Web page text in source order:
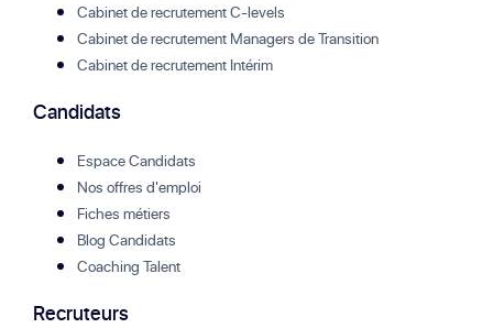
Cabinet de recrutement C-levels
Cabinet de recrutement Managers de Transition
Cabinet de recrutement Intérim
Candidats
Espace Candidats
Nos offres d'emploi
Fiches métiers
Blog Candidats
Coaching Talent
Recruteurs